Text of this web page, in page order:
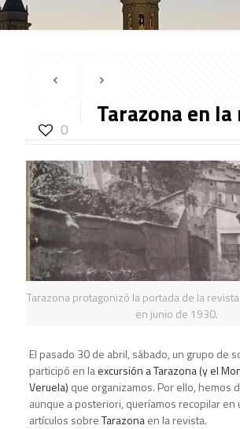
0
Tarazona en
Tarazona protagonizó la portada de la
en junio de 1930.
El pasado 30 de abril, sábado, un grupo de
participó en laexcursión a Tarazona (y el
Veruela) que organizamos. Por ello, hemos
aunque a posteriori, queríamos recopilar en
artículos sobreTarazonaen la revista.